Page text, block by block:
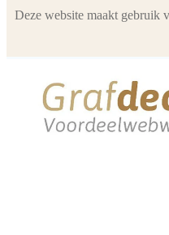
Deze website maakt gebruik